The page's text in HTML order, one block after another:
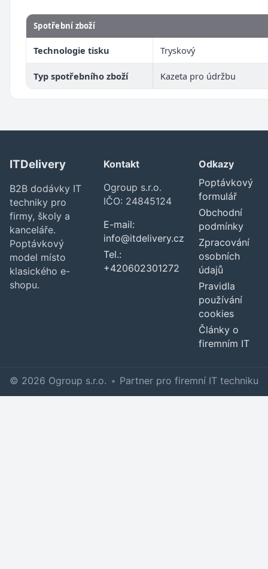
Spotřební zboží
Technologie tisku Tryskový
Typ spotřebního zboží Kazeta pro údržbu
ITDelivery
B2B dodávky IT
techniky pro
firmy, školy a
kanceláře.
Poptávkový
model místo
klasického e-
shopu.
Kontakt
Ogroup s.r.o.
IČO: 24845124
E-mail:
info@itdelivery.cz
Tel.:
+420602301272
Odkazy
Poptávkový
formulář
Obchodní
podmínky
Zpracování
osobních
údajů
Pravidla
používání
cookies
Články o
firemním IT
© 2026 Ogroup s.r.o. • Partner pro firemní IT techniku